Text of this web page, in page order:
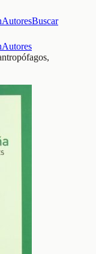
AutoresBuscar
Autores